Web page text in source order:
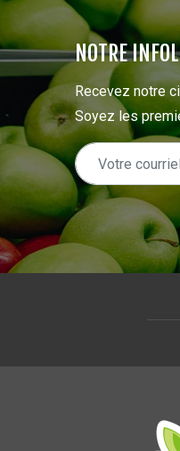
NOTRE
Recevez notre
Soyez les